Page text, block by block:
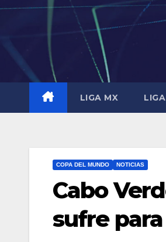
LIGA MX
COPA DEL MUNDO NOTICIAS
Cabo
sufre